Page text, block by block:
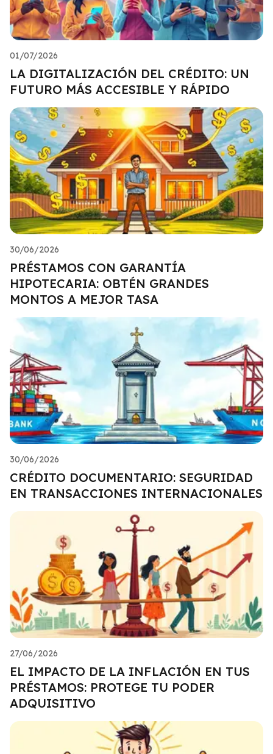
01/07/2026
LA DIGITALIZACIÓN DEL CRÉDITO: UN
FUTURO MÁS ACCESIBLE Y RÁPIDO
30/06/2026
PRÉSTAMOS CON GARANTÍA
HIPOTECARIA: OBTÉN GRANDES
MONTOS A MEJOR TASA
30/06/2026
CRÉDITO DOCUMENTARIO: SEGURIDAD
EN TRANSACCIONES INTERNACIONALES
27/06/2026
EL IMPACTO DE LA INFLACIÓN EN TUS
PRÉSTAMOS: PROTEGE TU PODER
ADQUISITIVO